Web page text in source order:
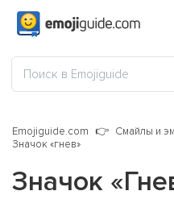
Emojiguide.com Смайлы и
Значок «гнев»
Значок